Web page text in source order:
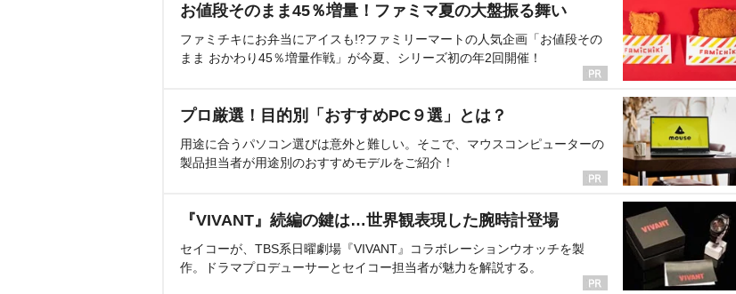
お値段そのまま45％増量！ファミマ夏の大盤振る舞い
ファミチキにお弁当にアイスも!?ファミリーマートの人気企画「お値段その
まま おかわり45％増量作戦」が今夏、シリーズ初の年2回開催！
プロ厳選！目的別「おすすめPC９選」とは？
用途に合うパソコン選びは意外と難しい。そこで、マウスコンピューターの
製品担当者が用途別のおすすめモデルをご紹介！
『VIVANT』続編の鍵は…世界観表現した腕時計登場
セイコーが、TBS系日曜劇場『VIVANT』コラボレーションウオッチを製
作。ドラマプロデューサーとセイコー担当者が魅力を解説する。